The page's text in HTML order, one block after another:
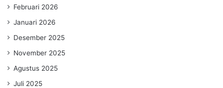
Februari 2026
Januari 2026
Desember 2025
November 2025
Agustus 2025
Juli 2025